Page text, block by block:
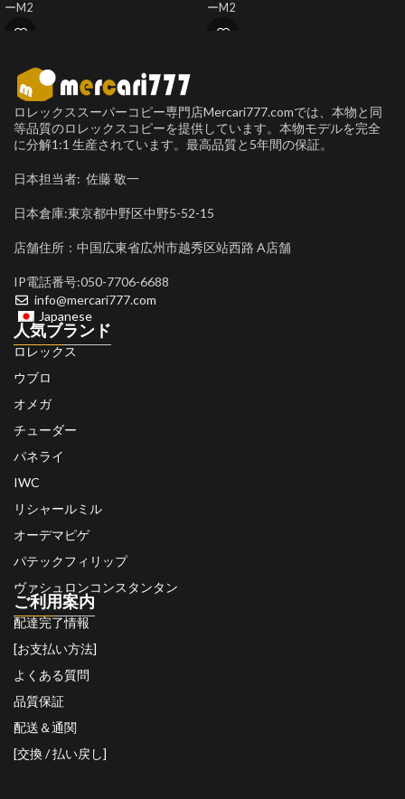
ーM2
ーM2
ロレックススーパーコピー専門店Mercari777.comでは、本物と同
等品質のロレックスコピーを提供しています。本物モデルを完全
に分解1:1 生産されています。最高品質と5年間の保証。
日本担当者: 佐藤 敬一
日本倉庫:東京都中野区中野5-52-15
店舗住所：中国広東省広州市越秀区站西路 A店舗
IP電話番号:050-7706-6688
info@mercari777.com
Japanese
人気ブランド
ロレックス
ウブロ
オメガ
チューダー
パネライ
IWC
リシャールミル
オーデマピゲ
パテックフィリップ
ヴァシュロンコンスタンタン
ご利用案内
配達完了情報
[お支払い方法]
よくある質問
品質保証
配送＆通関
[交換 / 払い戻し]